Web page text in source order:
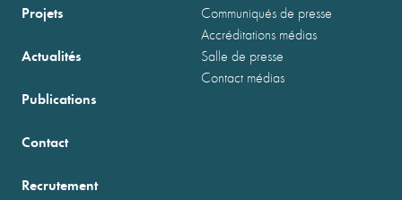
Projets
Actualités
Publications
Communiqués de presse
Accréditations médias
Salle de presse
Contact médias
Contact
Recrutement